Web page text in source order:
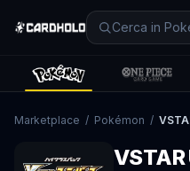
Marketplace / Pokémon /